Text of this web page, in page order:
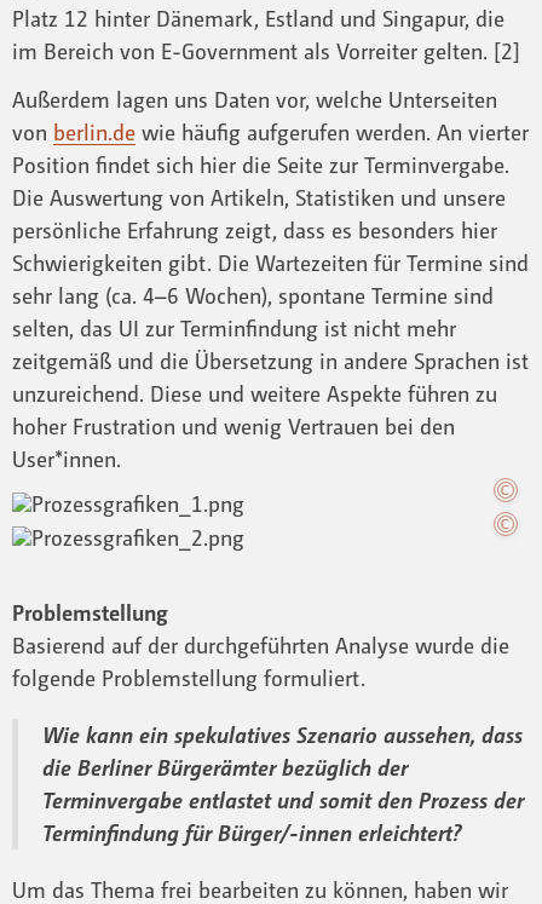
Platz 12 hinter Dänemark, Estland und Singapur, die
im Bereich von E-Government als Vorreiter gelten. [2]
Außerdem lagen uns Daten vor, welche Unterseiten
von berlin.de wie häufig aufgerufen werden. An vierter
Position findet sich hier die Seite zur Terminvergabe.
Die Auswertung von Artikeln, Statistiken und unsere
persönliche Erfahrung zeigt, dass es besonders hier
Schwierigkeiten gibt. Die Wartezeiten für Termine sind
sehr lang (ca. 4–6 Wochen), spontane Termine sind
selten, das UI zur Terminfindung ist nicht mehr
zeitgemäß und die Übersetzung in andere Sprachen ist
unzureichend. Diese und weitere Aspekte führen zu
hoher Frustration und wenig Vertrauen bei den
User*innen.
Problemstellung
Basierend auf der durchgeführten Analyse wurde die
folgende Problemstellung formuliert.
Wie kann ein spekulatives Szenario aussehen, dass
die Berliner Bürgerämter bezüglich der
Terminvergabe entlastet und somit den Prozess der
Terminfindung für Bürger/-innen erleichtert?
Um das Thema frei bearbeiten zu können, haben wir